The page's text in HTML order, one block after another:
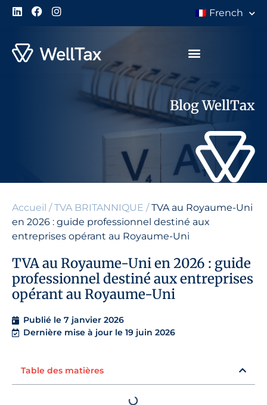
French
Blog WellTax
Accueil /TVA BRITANNIQUE /TVA au Royaume-Uni
en 2026 : guide professionnel destiné aux
entreprises opérant au Royaume-Uni
TVA au Royaume-Uni en 2026 : guide
professionnel destiné aux entreprises
opérant au Royaume-Uni
Publié le 7 janvier 2026
Dernière mise à jour le 19 juin 2026
Table des matières